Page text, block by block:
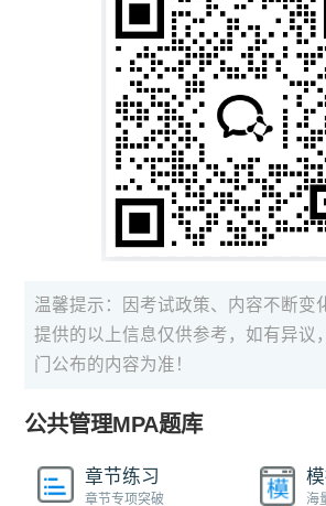
温馨提示：因考试政策、内容不断变
提供的以上信息仅供参考，如有异议
门公布的内容为准！
公共管理MPA题库
章节练习
章节专项突破 海